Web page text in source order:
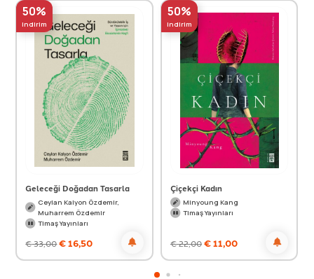
50%
indirim
Geleceği Doğadan Tasarla
Ceylan Kalyon Özdemir,
Muharrem Özdemir
Timaş Yayınları
€33,00€16,50
50%
indirim
Çiçekçi Kadın
Minyoung Kang
Timaş Yayınları
€22,00€11,00